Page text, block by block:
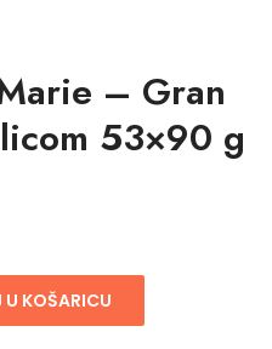
– Gran
53×90 g
KOŠARICU